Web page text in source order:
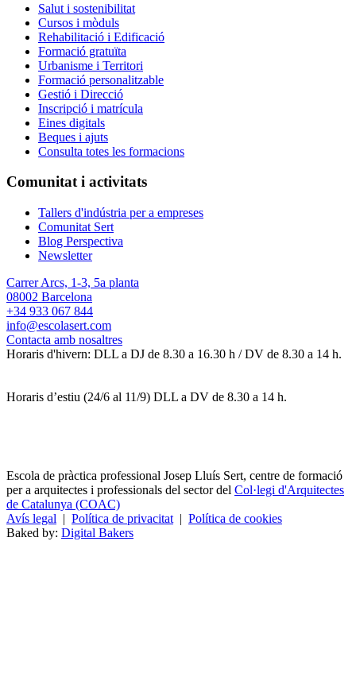
Salut i sostenibilitat
Cursos i mòduls
Rehabilitació i Edificació
Formació gratuïta
Urbanisme i Territori
Formació personalitzable
Gestió i Direcció
Inscripció i matrícula
Eines digitals
Beques i ajuts
Consulta totes les formacions
Comunitat i activitats
Tallers d'indústria per a empreses
Comunitat Sert
Blog Perspectiva
Newsletter
Carrer Arcs, 1-3, 5a planta
08002 Barcelona
+34 933 067 844
info@escolasert.com
Contacta amb nosaltres
Horaris d'hivern: DLL a DJ de 8.30 a 16.30 h / DV de 8.30 a 14 h.
Horaris d’estiu (24/6 al 11/9) DLL a DV de 8.30 a 14 h.
Escola de pràctica professional Josep Lluís Sert, centre de formació
per a arquitectes i professionals del sector del Col·legi d'Arquitectes
de Catalunya (COAC)
Avís legal | Política de privacitat | Política de cookies
Baked by: Digital Bakers